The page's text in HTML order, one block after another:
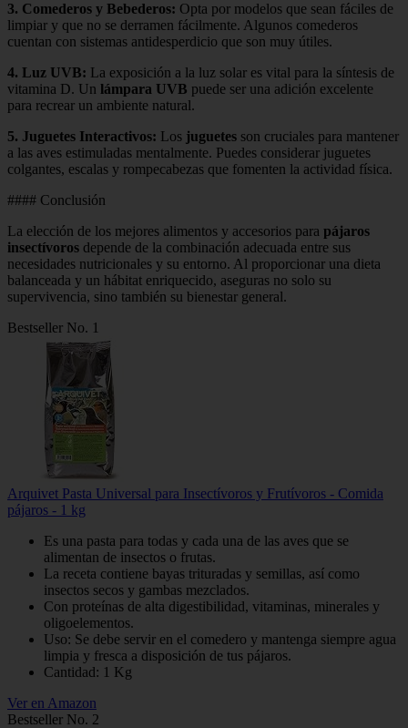
3. Comederos y Bebederos: Opta por modelos que sean fáciles de
limpiar y que no se derramen fácilmente. Algunos comederos
cuentan con sistemas antidesperdicio que son muy útiles.
4. Luz UVB: La exposición a la luz solar es vital para la síntesis de
vitamina D. Un lámpara UVB puede ser una adición excelente
para recrear un ambiente natural.
5. Juguetes Interactivos: Los juguetes son cruciales para mantener
a las aves estimuladas mentalmente. Puedes considerar juguetes
colgantes, escalas y rompecabezas que fomenten la actividad física.
#### Conclusión
La elección de los mejores alimentos y accesorios para pájaros
insectívoros depende de la combinación adecuada entre sus
necesidades nutricionales y su entorno. Al proporcionar una dieta
balanceada y un hábitat enriquecido, aseguras no solo su
supervivencia, sino también su bienestar general.
Bestseller No. 1
Arquivet Pasta Universal para Insectívoros y Frutívoros - Comida
pájaros - 1 kg
Es una pasta para todas y cada una de las aves que se
alimentan de insectos o frutas.
La receta contiene bayas trituradas y semillas, así como
insectos secos y gambas mezclados.
Con proteínas de alta digestibilidad, vitaminas, minerales y
oligoelementos.
Uso: Se debe servir en el comedero y mantenga siempre agua
limpia y fresca a disposición de tus pájaros.
Cantidad: 1 Kg
Ver en Amazon
Bestseller No. 2